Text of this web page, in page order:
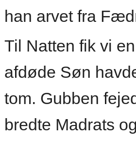
han arvet fra
Til Natten fik vi
afdøde Søn
tom. Gubben
bredte Madrats